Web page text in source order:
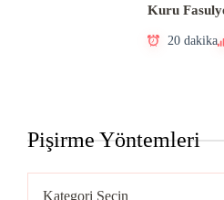
Kuru
20 dakika
Pişirme Yöntemleri